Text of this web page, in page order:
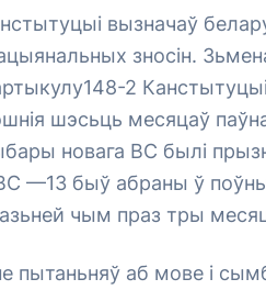
вызначаў
зносін.
2
шэсьць месяцаў
новага ВС былі
—13 быў абраны ў
чым праз тры
пытаньняў аб мове і